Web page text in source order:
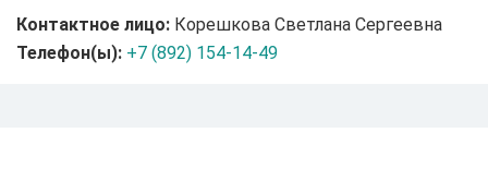
Контактное лицо: Корешкова Светлана Сергеевна
Телефон(ы): +7 (892) 154-14-49